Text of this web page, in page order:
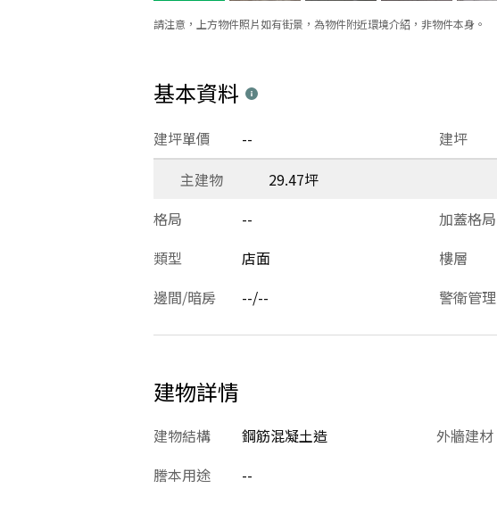
請注意，上方物件照片如有街景，為物件附近環境介紹，非物件本身。
基本資料
建坪
建坪單價 --
主建物
29.47坪
格局
-- 加蓋格局
類型
店面 樓層
邊間/暗房 --/-- 警衛管理
建物詳情
建物結構 鋼筋混凝土造 外牆建材
謄本用途
--